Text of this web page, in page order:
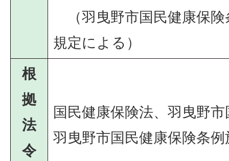
（羽曳野市国民健康保険
規定による）
根
拠
法
令
国民健康保険法、羽曳野
羽曳野市国民健康保険条例